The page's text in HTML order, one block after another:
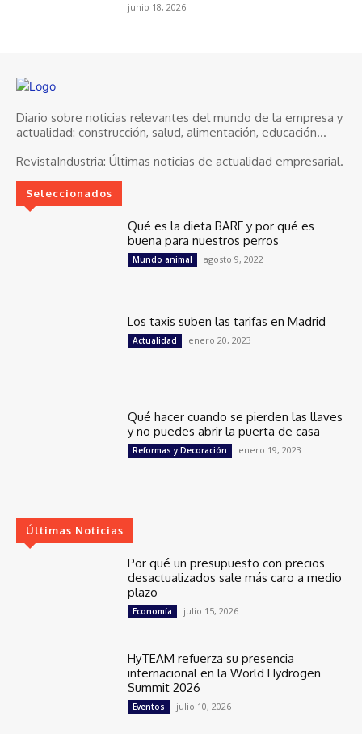
junio 18, 2026
Diario sobre noticias relevantes del mundo de la empresa y
actualidad: construcción, salud, alimentación, educación...
RevistaIndustria: Últimas noticias de actualidad empresarial.
Seleccionados
Qué es la dieta BARF y por qué es
buena para nuestros perros
Mundo animal agosto 9, 2022
Los taxis suben las tarifas en Madrid
Actualidad enero 20, 2023
Qué hacer cuando se pierden las llaves
y no puedes abrir la puerta de casa
Reformas y Decoración enero 19, 2023
Últimas Noticias
Por qué un presupuesto con precios
desactualizados sale más caro a medio
plazo
Economía julio 15, 2026
HyTEAM refuerza su presencia
internacional en la World Hydrogen
Summit 2026
Eventos julio 10, 2026